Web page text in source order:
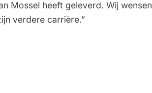
Mossel heeft geleverd. Wij wensen
verdere carrière.”